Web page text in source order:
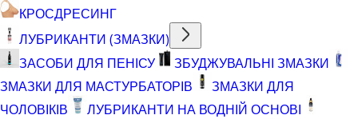
КРОСДРЕСИНГ
ЛУБРИКАНТИ (ЗМАЗКИ)
ЗАСОБИ ДЛЯ ПЕНІСУ
ЗБУДЖУВАЛЬНІ ЗМАЗКИ
ЗМАЗКИ ДЛЯ МАСТУРБАТОРІВ
ЗМАЗКИ ДЛЯ
ЧОЛОВІКІВ
ЛУБРИКАНТИ НА ВОДНІЙ ОСНОВІ